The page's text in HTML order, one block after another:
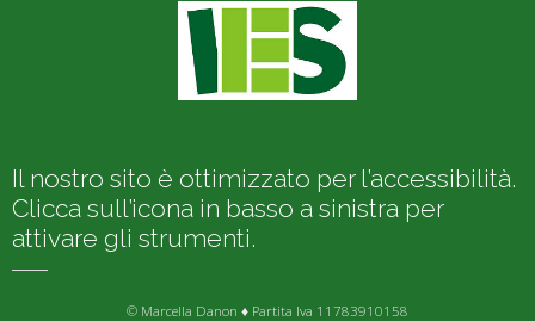
Il nostro sito è ottimizzato per l’accessibilità.
Clicca sull’icona in basso a sinistra per
attivare gli strumenti.
© Marcella Danon ♦ Partita Iva 11783910158